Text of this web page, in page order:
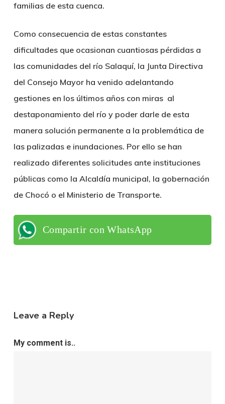
familias de esta cuenca.
Como consecuencia de estas constantes
dificultades que ocasionan cuantiosas pérdidas a
las comunidades del río Salaquí, la Junta Directiva
del Consejo Mayor ha venido adelantando
gestiones en los últimos años con miras al
destaponamiento del río y poder darle de esta
manera solución permanente a la problemática de
las palizadas e inundaciones. Por ello se han
realizado diferentes solicitudes ante instituciones
públicas como la Alcaldía municipal, la gobernación
de Chocó o el Ministerio de Transporte.
Compartir con WhatsApp
Leave a Reply
My comment is..